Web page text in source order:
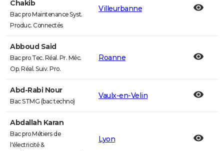
Chakib
Bac pro Maintenance Syst.
Produc. Connectés
Villeurbanne
Abboud Said
Bac pro Tec. Réal. Pr. Méc.
Op. Réal. Suiv. Pro.
Roanne
Abd-Rabi Nour
Bac STMG (bac techno)
Vaulx-en-Velin
Abdallah Karan
Bac pro Métiers de
l'électricité &
Lyon